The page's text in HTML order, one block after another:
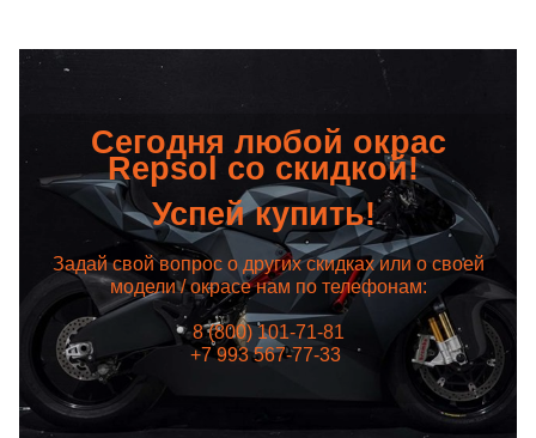
Сегодня любой окрас
Repsol со скидкой!
Успей купить!
Задай свой вопрос о других скидках или о своей
модели / окрасе нам по телефонам:
8 (800) 101-71-81
+7 993 567-77-33